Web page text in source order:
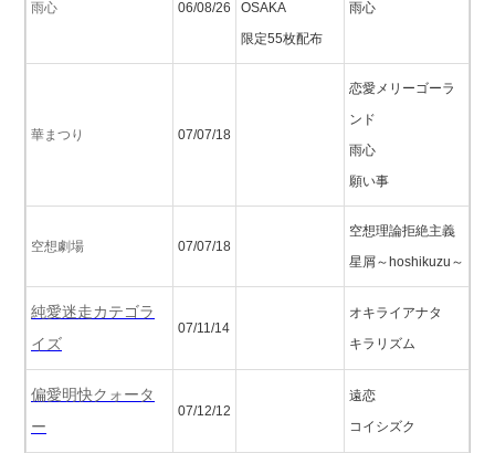
雨心 06/08/26 OSAKA
限定55枚配布
雨心
華まつり 07/07/18
恋愛メリーゴーラ
ンド
雨心
願い事
空想劇場 07/07/18
空想理論拒絶主義
星屑～hoshikuzu～
純愛迷走カテゴラ
イズ
07/11/14
オキライアナタ
キラリズム
偏愛明快クォータ
ー
07/12/12
遠恋
コイシズク